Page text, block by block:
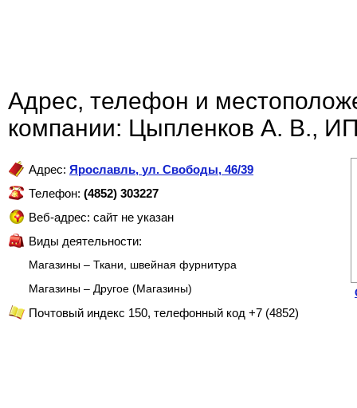
Адрес, телефон и
компании: Цыпленков А. В.,
Адрес: Ярославль, ул. Свободы, 46/39
Телефон: (4852) 303227
Веб-адрес: сайт не указан
Виды деятельности:
Магазины – Ткани, швейная фурнитура
Магазины – Другое (Магазины)
Почтовый индекс 150, телефонный код +7 (4852)